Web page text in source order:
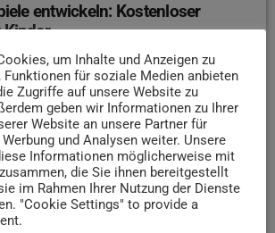
entwickeln: Kostenloser
entwickeln? Genau darum geht's in
vom Trierer Kinderbüro! Zusammen mit
Spieleentwicklerin können Kinder
an drei Terminen ihre
Die Einzelheiten hört ihr hier:
jeweils Dienstags am 20. und 27.
Juni jeweils von 16:30 – 18:30 Uhr
Anmeldung ist per Mail an
um Inhalte und Anzeigen zu
Funktionen für soziale Medien anbieten
Zugriffe auf unsere Website zu
geben wir Informationen zu Ihrer
Website an unsere Partner für
und Analysen weiter. Unsere
Informationen möglicherweise mit
die Sie ihnen bereitgestellt
im Rahmen Ihrer Nutzung der Dienste
"Cookie Settings" to provide a